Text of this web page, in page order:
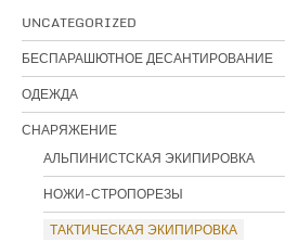
UNCATEGORIZED
БЕСПАРАШЮТНОЕ ДЕСАНТИРОВАНИЕ
ОДЕЖДА
СНАРЯЖЕНИЕ
АЛЬПИНИСТСКАЯ ЭКИПИРОВКА
НОЖИ-СТРОПОРЕЗЫ
ТАКТИЧЕСКАЯ ЭКИПИРОВКА